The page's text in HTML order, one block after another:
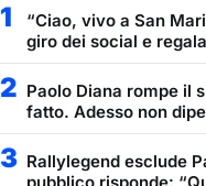
1
“Ciao, vivo a San
giro dei social e
2 Paolo Diana rompe il
fatto. Adesso non
3 Rallylegend esclude